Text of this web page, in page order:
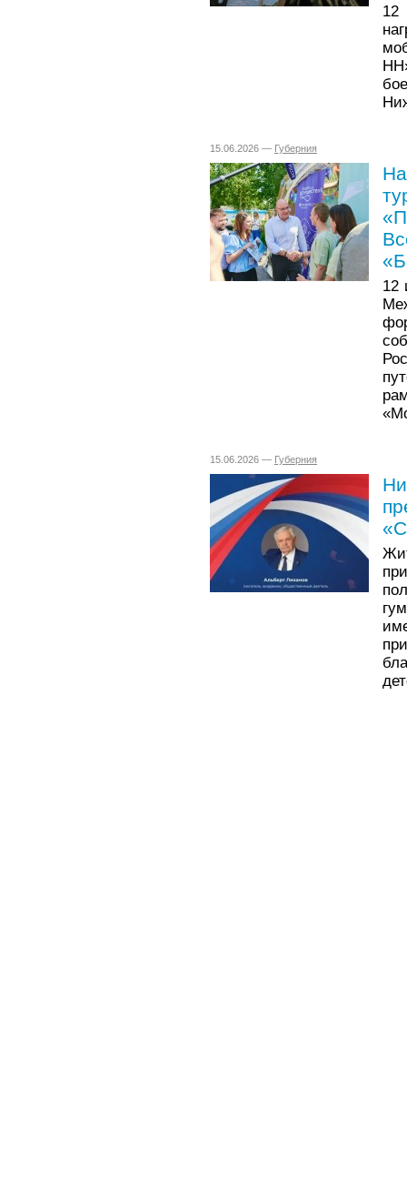
12
15.06.2026 — Губерния
12
15.06.2026 — Губерния